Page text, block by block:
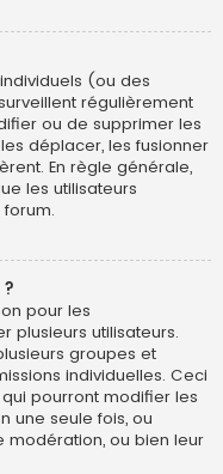
(ou des
régulièrement
ou de supprimer les
déplacer, les fusionner
En règle générale,
les utilisateurs
pour les
plusieurs utilisateurs.
groupes et
individuelles. Ceci
pourront modifier les
une seule fois, ou
ou bien leur